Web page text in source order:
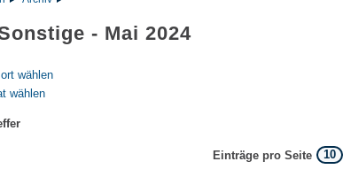
- Mai 2024
wählen
wählen
Einträge pro Seite 10